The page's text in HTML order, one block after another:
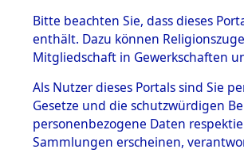
BESTÄNDE
1.
mente
5. Verschiedenes
5.3
Todesmärsche
Bitte beachten Sie, dass dieses
enthält. Dazu können
Mitgliedschaft in Gewerkschaften
Als Nutzer dieses Portals sind Sie
Gesetze und die schutzwürdigen
personenbezogene Daten
Sammlungen erscheinen,